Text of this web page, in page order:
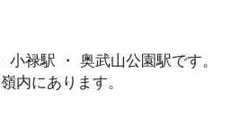
小禄駅 ・ 奥武山公園駅です。
内にあります。